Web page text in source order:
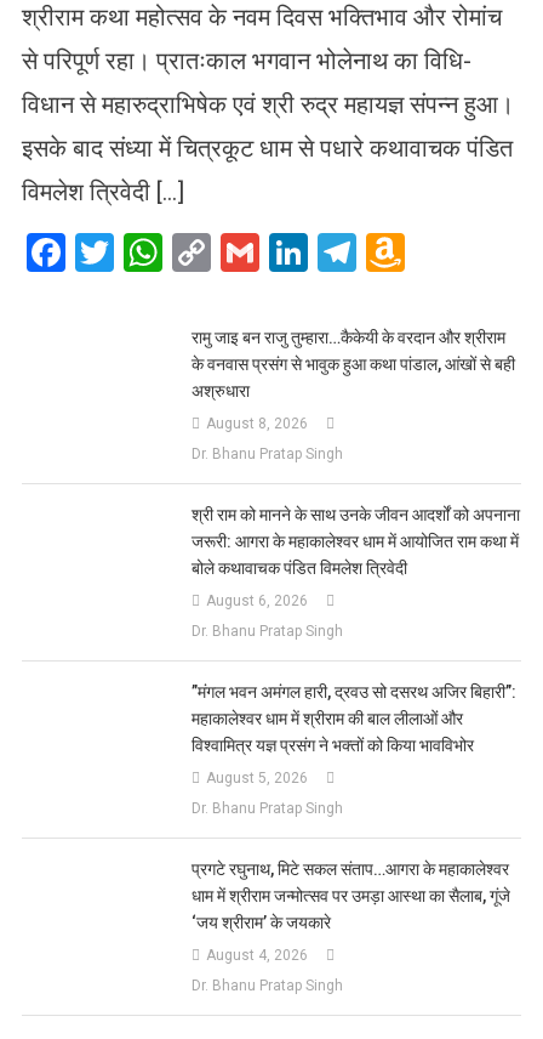
श्रीराम कथा महोत्सव के नवम दिवस भक्तिभाव और रोमांच
से परिपूर्ण रहा। प्रातःकाल भगवान भोलेनाथ का विधि-
विधान से महारुद्राभिषेक एवं श्री रुद्र महायज्ञ संपन्न हुआ।
इसके बाद संध्या में चित्रकूट धाम से पधारे कथावाचक पंडित
विमलेश त्रिवेदी […]
Facebook
Twitter
WhatsApp
CopyGmailLinkedIn
Telegram
List
रामु जाइ बन राजु तुम्हारा…कैकेयी के वरदान और श्रीराम
के वनवास प्रसंग से भावुक हुआ कथा पांडाल, आंखों से बही
अश्रुधारा
August 8, 2026
Dr. Bhanu Pratap Singh
​श्री राम को मानने के साथ उनके जीवन आदर्शों को अपनाना
जरूरी: आगरा के महाकालेश्वर धाम में आयोजित राम कथा में
बोले कथावाचक पंडित विमलेश त्रिवेदी
August 6, 2026
Dr. Bhanu Pratap Singh
​”मंगल भवन अमंगल हारी, द्रवउ सो दसरथ अजिर बिहारी”:
महाकालेश्वर धाम में श्रीराम की बाल लीलाओं और
विश्वामित्र यज्ञ प्रसंग ने भक्तों को किया भावविभोर
August 5, 2026
Dr. Bhanu Pratap Singh
प्रगटे रघुनाथ, मिटे सकल संताप…आगरा के महाकालेश्वर
धाम में श्रीराम जन्मोत्सव पर उमड़ा आस्था का सैलाब, गूंजे
‘जय श्रीराम’ के जयकारे
August 4, 2026
Dr. Bhanu Pratap Singh